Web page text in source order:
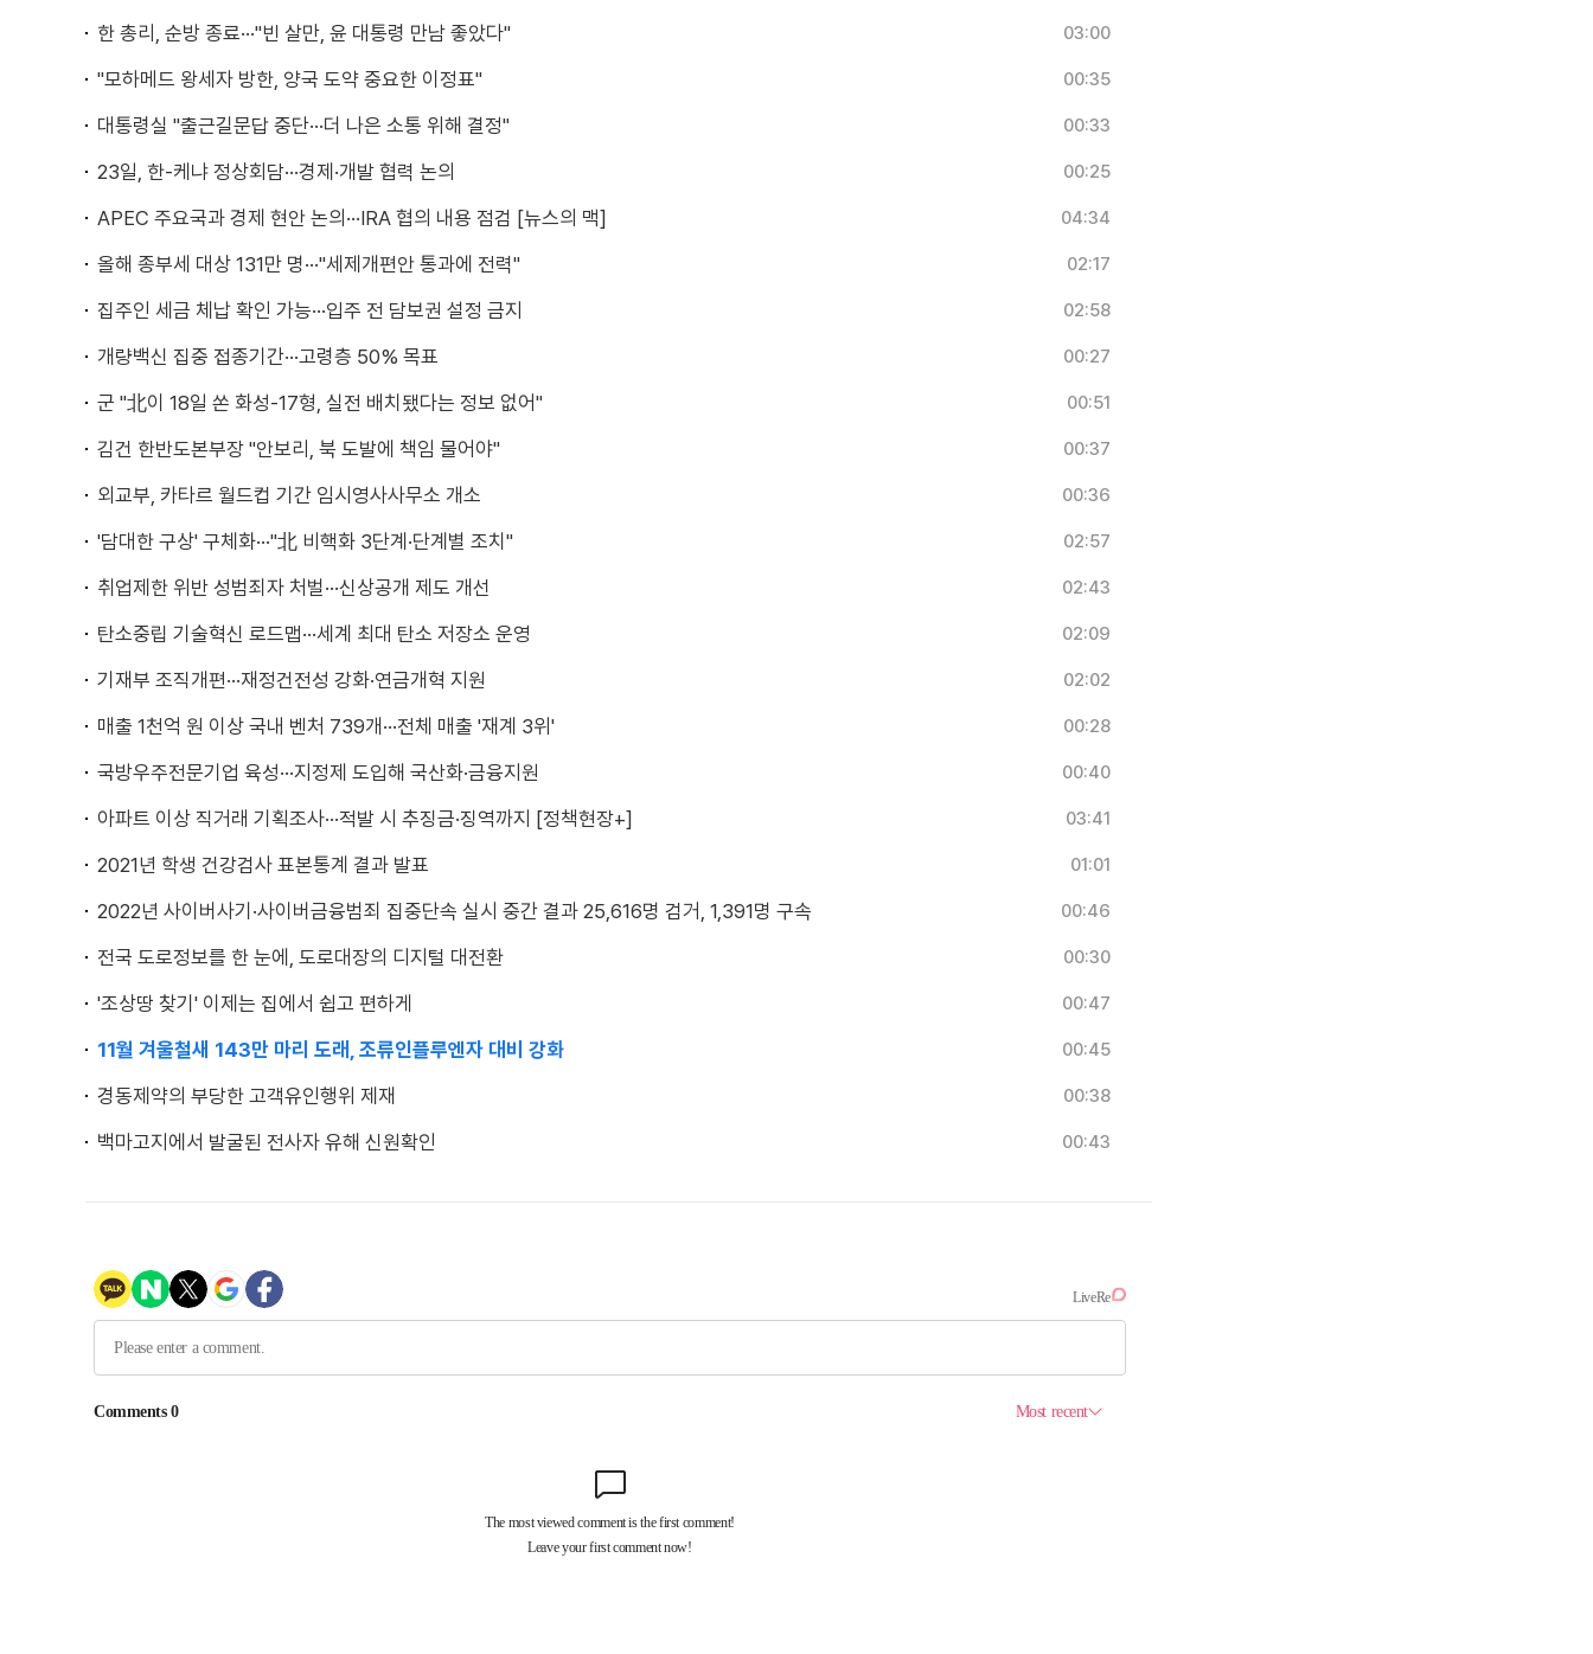
한 총리, 순방 종료···"빈 살만, 윤 대통령 만남 좋았다" 03:00
"모하메드 왕세자 방한, 양국 도약 중요한 이정표" 00:35
대통령실 "출근길문답 중단···더 나은 소통 위해 결정" 00:33
23일, 한-케냐 정상회담···경제·개발 협력 논의 00:25
APEC 주요국과 경제 현안 논의···IRA 협의 내용 점검 [뉴스의 맥] 04:34
올해 종부세 대상 131만 명···"세제개편안 통과에 전력" 02:17
집주인 세금 체납 확인 가능···입주 전 담보권 설정 금지 02:58
개량백신 집중 접종기간···고령층 50% 목표 00:27
군 "北이 18일 쏜 화성-17형, 실전 배치됐다는 정보 없어" 00:51
김건 한반도본부장 "안보리, 북 도발에 책임 물어야" 00:37
외교부, 카타르 월드컵 기간 임시영사사무소 개소 00:36
'담대한 구상' 구체화···"北 비핵화 3단계·단계별 조치" 02:57
취업제한 위반 성범죄자 처벌···신상공개 제도 개선 02:43
탄소중립 기술혁신 로드맵···세계 최대 탄소 저장소 운영 02:09
기재부 조직개편···재정건전성 강화·연금개혁 지원 02:02
매출 1천억 원 이상 국내 벤처 739개···전체 매출 '재계 3위' 00:28
국방우주전문기업 육성···지정제 도입해 국산화·금융지원 00:40
아파트 이상 직거래 기획조사···적발 시 추징금·징역까지 [정책현장+] 03:41
2021년 학생 건강검사 표본통계 결과 발표 01:01
2022년 사이버사기·사이버금융범죄 집중단속 실시 중간 결과 25,616명 검거, 1,391명 구속 00:46
전국 도로정보를 한 눈에, 도로대장의 디지털 대전환 00:30
'조상땅 찾기' 이제는 집에서 쉽고 편하게 00:47
11월 겨울철새 143만 마리 도래, 조류인플루엔자 대비 강화 00:45
경동제약의 부당한 고객유인행위 제재 00:38
백마고지에서 발굴된 전사자 유해 신원확인 00:43